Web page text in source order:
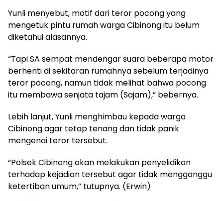
Yunli menyebut, motif dari teror pocong yang
mengetuk pintu rumah warga Cibinong itu belum
diketahui alasannya.
“Tapi SA sempat mendengar suara beberapa motor
berhenti di sekitaran rumahnya sebelum terjadinya
teror pocong, namun tidak melihat bahwa pocong
itu membawa senjata tajam (Sajam),” bebernya.
Lebih lanjut, Yunli menghimbau kepada warga
Cibinong agar tetap tenang dan tidak panik
mengenai teror tersebut.
“Polsek Cibinong akan melakukan penyelidikan
terhadap kejadian tersebut agar tidak mengganggu
ketertiban umum,” tutupnya. (Erwin)